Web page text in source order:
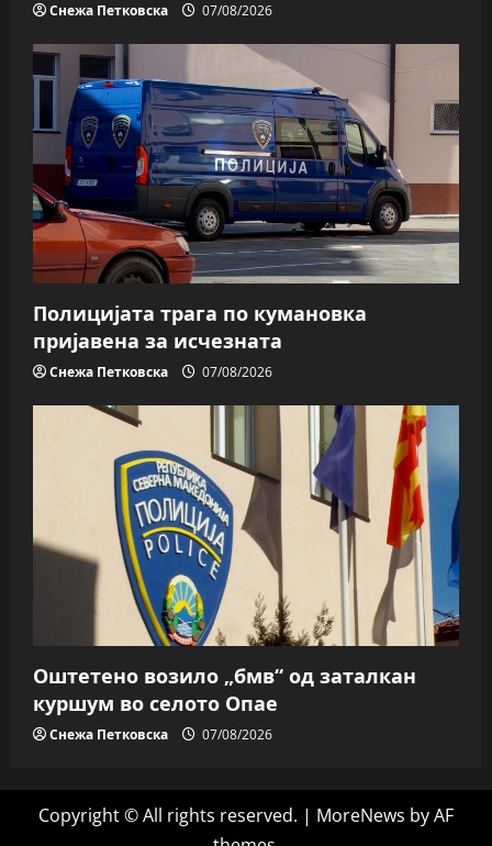
Снежа Петковска 07/08/2026
Полицијата трага пo кумановка
пријавена за исчезната
Снежа Петковска 07/08/2026
Оштетено возило „бмв“ од заталкан
куршум во селото Опае
Снежа Петковска 07/08/2026
Copyright © All rights reserved. | MoreNews by AF